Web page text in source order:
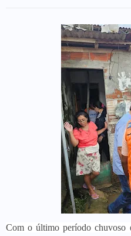
Com o último período chuvoso